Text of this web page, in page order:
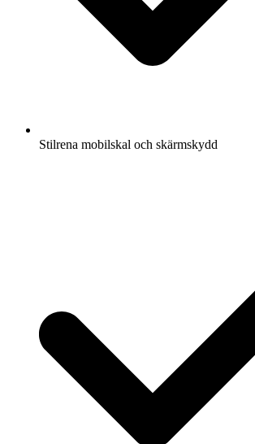
Stilrena mobilskal och skärmskydd